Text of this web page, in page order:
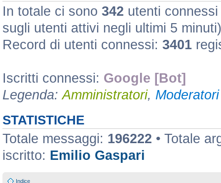
In totale ci sono 342 utenti
sugli utenti attivi negli ultimi 5 minuti)
Record di utenti connessi: 3401
Iscritti connessi: Google [Bot]
Legenda:Amministratori,
STATISTICHE
Totale messaggi: 196222 • Totale
iscritto: Emilio Gaspari
Indice